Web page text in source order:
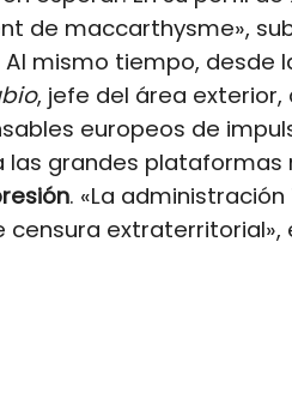
de maccarthysme»,
mismo tiempo, desde
, jefe del área exterior,
europeos de
las grandes
. «La
extraterritorial»,